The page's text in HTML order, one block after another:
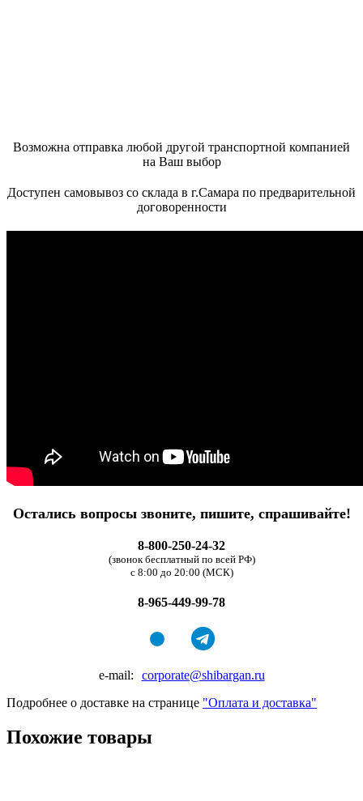
Возможна отправка любой другой транспортной компанией
на Ваш выбор
Доступен самовывоз со склада в г.Самара по предварительной
договоренности
Остались вопросы звоните, пишите, спрашивайте!
8-800-250-24-32
(звонок бесплатный по всей РФ)
с 8:00 до 20:00 (МСК)
8-965-449-99-78
e-mail:
corporate@shibargan.ru
Подробнее о доставке на странице "Оплата и доставка"
Похожие товары